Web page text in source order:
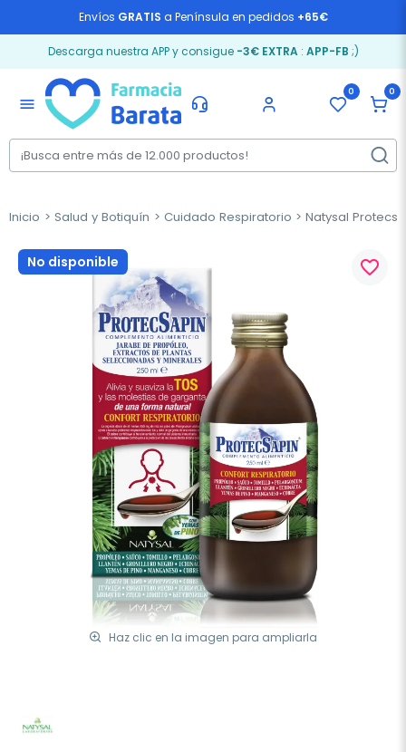
Envíos GRATIS a Península en pedidos +65€
Descarga nuestra APP y consigue -3€ EXTRA: APP-FB ;)
menu
0 0
Inicio Salud y Botiquín Cuidado Respiratorio Natysal
No disponible
Haz clic en la imagen para ampliarla
favorite_border